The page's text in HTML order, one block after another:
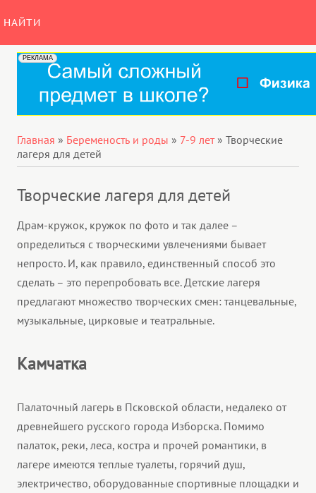
НАЙТИ
Главная » Беременость и роды » 7-9 лет» Творческие
лагеря для детей
Творческие лагеря для детей
Драм-кружок, кружок по фото и так далее –
определиться с творческими увлечениями бывает
непросто. И, как правило, единственный способ это
сделать – это перепробовать все. Детские лагеря
предлагают множество творческих смен: танцевальные,
музыкальные, цирковые и театральные.
Камчатка
Палаточный лагерь в Псковской области, недалеко от
древнейшего русского города Изборска. Помимо
палаток, реки, леса, костра и прочей романтики, в
лагере имеются теплые туалеты, горячий душ,
электричество, оборудованные спортивные площадки и